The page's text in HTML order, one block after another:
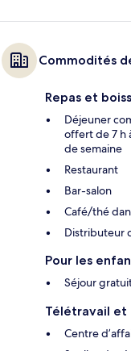
Commodités
Repas et
Déjeuner
offert de 7 h
de semaine
Restaurant
Bar-salon
Café/thé
Distributeur
Pour les
Séjour
Télétravail et
Centre